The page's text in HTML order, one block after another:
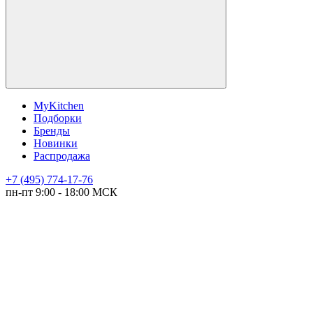
MyKitchen
Подборки
Бренды
Новинки
Распродажа
+7 (495) 774-17-76
пн-пт 9:00 - 18:00 МСК